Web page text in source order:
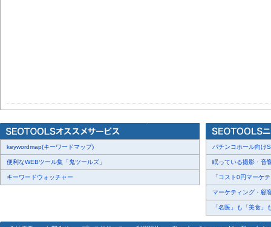
keywordmap(キーワードマップ)
便利なWEBツール集「鬼ツールズ」
キーワードウォッチャー
パチンコホール向け
眠っている撮影・音
「コスト0円マーケ
マーケティング・顧
「名医」も「美食」